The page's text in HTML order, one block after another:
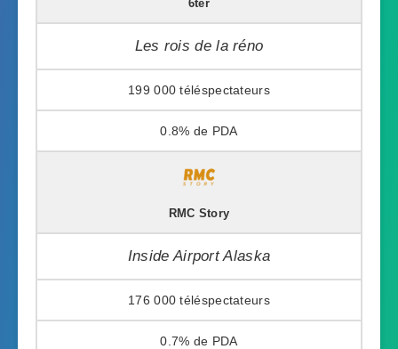
6ter
Les rois de la réno
199 000
0.8%
RMC Story
Inside Airport Alaska
176 000
0.7%